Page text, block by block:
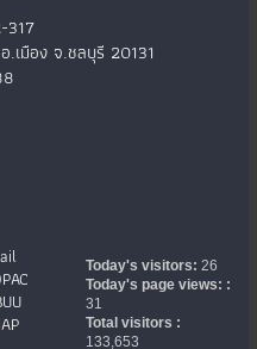
317
เมือง จ.ชลบุรี 20131
Today's visitors:26
Today's page views: :
31
Total visitors :
133,653